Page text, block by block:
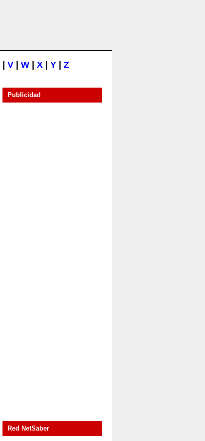
V W X Y Z
Publicidad
Red NetSaber